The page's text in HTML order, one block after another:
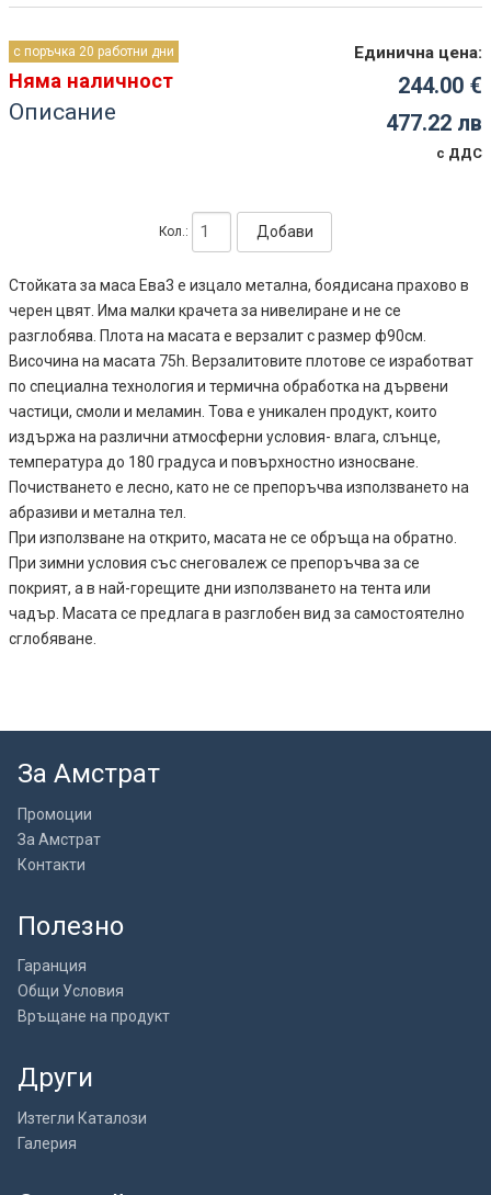
Единична цена:
244.00 €
477.22 лв
с ДДС
с поръчка 20 работни дни
Няма наличност
Кол.: Добави
Описание
Стойката за маса Ева3 е изцало метална, боядисана прахово в
черен цвят. Има малки крачета за нивелиране и не се
разглобява. Плота на масата е верзалит с размер ф90см.
Височина на масата 75h. Верзалитовите плотове се изработват
по специална технология и термична обработка на дървени
частици, смоли и меламин. Това е уникален продукт, които
издържа на различни атмосферни условия- влага, слънце,
температура до 180 градуса и повърхностно износване.
Почистването е лесно, като не се препоръчва използването на
абразиви и метална тел.
При използване на открито, масата не се обръща на обратно.
При зимни условия със снеговалеж се препоръчва за се
покрият, а в най-горещите дни използването на тента или
чадър. Масата се предлага в разглобен вид за самостоятелно
сглобяване.
За Амстрат
Промоции
За Амстрат
Контакти
Полезно
Гаранция
Общи Условия
Връщане на продукт
Други
Изтегли Каталози
Галерия